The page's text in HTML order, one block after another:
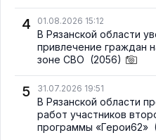
4 01.08.2026 15:12
В Рязанской области
привлечение граждан
зоне СВО (2056)
5 31.07.2026 19:51
В Рязанской области
работ участников
программы «Герои62»